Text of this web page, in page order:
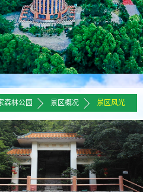
森林公园 >> 景区概况 >> 景区风光